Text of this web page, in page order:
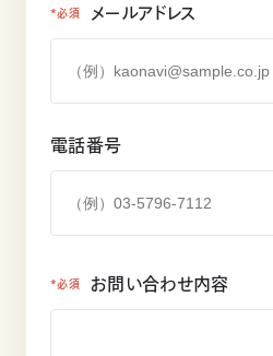
*必須 メールアドレス
電話番号
*必須 お問い合わせ内容